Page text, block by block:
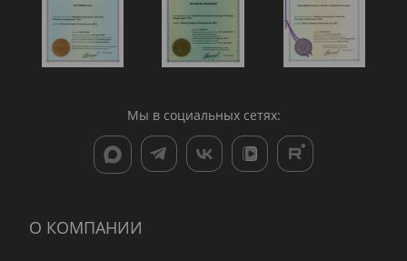
Мы в социальных сетях:
О КОМПАНИИ